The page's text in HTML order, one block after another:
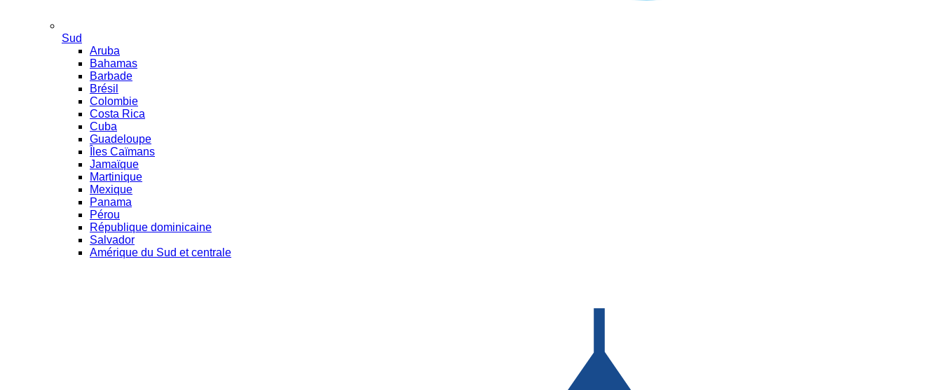
Sud
Aruba
Bahamas
Barbade
Brésil
Colombie
Costa Rica
Cuba
Guadeloupe
Îles Caïmans
Jamaïque
Martinique
Mexique
Panama
Pérou
République dominicaine
Salvador
Amérique du Sud et centrale